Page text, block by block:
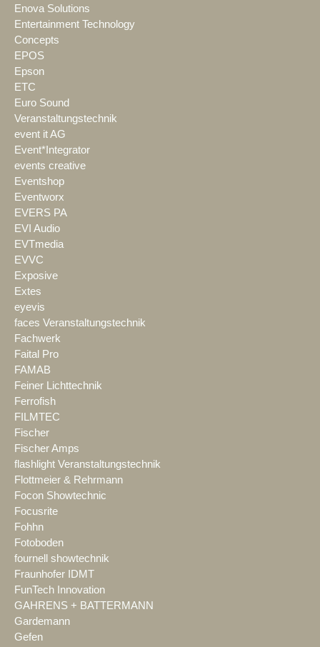
Enova Solutions
Entertainment Technology
Concepts
EPOS
Epson
ETC
Euro Sound
Veranstaltungstechnik
event it AG
Event*Integrator
events creative
Eventshop
Eventworx
EVERS PA
EVI Audio
EVTmedia
EVVC
Exposive
Extes
eyevis
faces Veranstaltungstechnik
Fachwerk
Faital Pro
FAMAB
Feiner Lichttechnik
Ferrofish
FILMTEC
Fischer
Fischer Amps
flashlight Veranstaltungstechnik
Flottmeier & Rehrmann
Focon Showtechnic
Focusrite
Fohhn
Fotoboden
fournell showtechnik
Fraunhofer IDMT
FunTech Innovation
GAHRENS + BATTERMANN
Gardemann
Gefen